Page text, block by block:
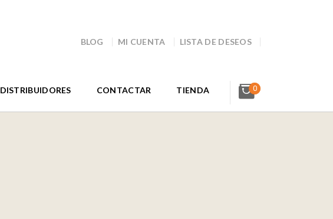
BLOG MI CUENTA LISTA DE DESEOS
DISTRIBUIDORES CONTACTAR TIENDA 0